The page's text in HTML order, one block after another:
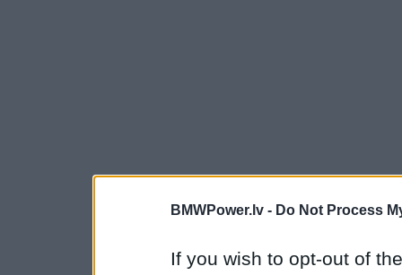
BMWPower.lv - Do Not Process
If you wish to opt-out of